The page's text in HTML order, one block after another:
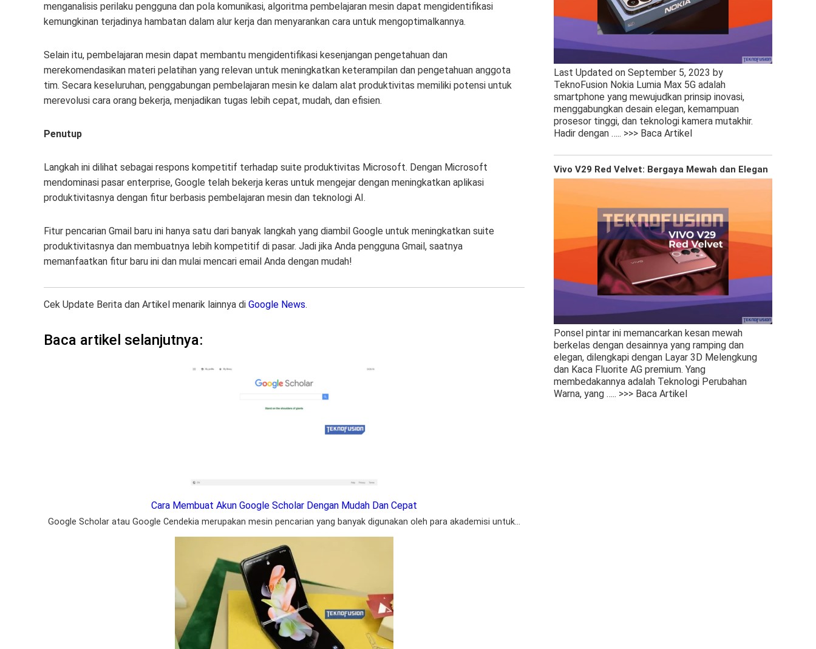
menganalisis perilaku pengguna dan pola komunikasi, algoritma pembelajaran mesin dapat mengidentifikasi
kemungkinan terjadinya hambatan dalam alur kerja dan menyarankan cara untuk mengoptimalkannya.
Selain itu, pembelajaran mesin dapat membantu mengidentifikasi kesenjangan pengetahuan dan
merekomendasikan materi pelatihan yang relevan untuk meningkatkan keterampilan dan pengetahuan anggota
tim. Secara keseluruhan, penggabungan pembelajaran mesin ke dalam alat produktivitas memiliki potensi untuk
merevolusi cara orang bekerja, menjadikan tugas lebih cepat, mudah, dan efisien.
Penutup
Langkah ini dilihat sebagai respons kompetitif terhadap suite produktivitas Microsoft. Dengan Microsoft
mendominasi pasar enterprise, Google telah bekerja keras untuk mengejar dengan meningkatkan aplikasi
produktivitasnya dengan fitur berbasis pembelajaran mesin dan teknologi AI.
Fitur pencarian Gmail baru ini hanya satu dari banyak langkah yang diambil Google untuk meningkatkan suite
produktivitasnya dan membuatnya lebih kompetitif di pasar. Jadi jika Anda pengguna Gmail, saatnya
memanfaatkan fitur baru ini dan mulai mencari email Anda dengan mudah!
Cek Update Berita dan Artikel menarik lainnya di Google News.
Baca artikel selanjutnya:
Cara Membuat Akun Google Scholar Dengan Mudah Dan Cepat
Google Scholar atau Google Cendekia merupakan mesin pencarian yang banyak digunakan oleh para akademisi untuk…
Last Updated on September 5, 2023 by
TeknoFusion Nokia Lumia Max 5G adalah
smartphone yang mewujudkan prinsip inovasi,
menggabungkan desain elegan, kemampuan
prosesor tinggi, dan teknologi kamera mutakhir.
Hadir dengan ….. >>> Baca Artikel
Vivo V29 Red Velvet: Bergaya Mewah dan Elegan
Ponsel pintar ini memancarkan kesan mewah
berkelas dengan desainnya yang ramping dan
elegan, dilengkapi dengan Layar 3D Melengkung
dan Kaca Fluorite AG premium. Yang
membedakannya adalah Teknologi Perubahan
Warna, yang ….. >>> Baca Artikel